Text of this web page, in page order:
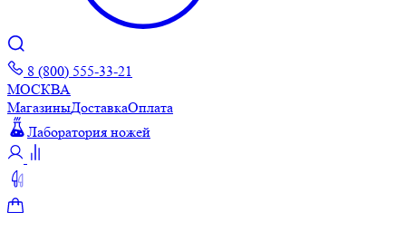
8 (800) 555-33-21
МОСКВА
МагазиныДоставкаОплата
Лаборатория ножей